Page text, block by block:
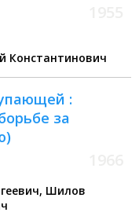
Константинович
:
за
Шилов